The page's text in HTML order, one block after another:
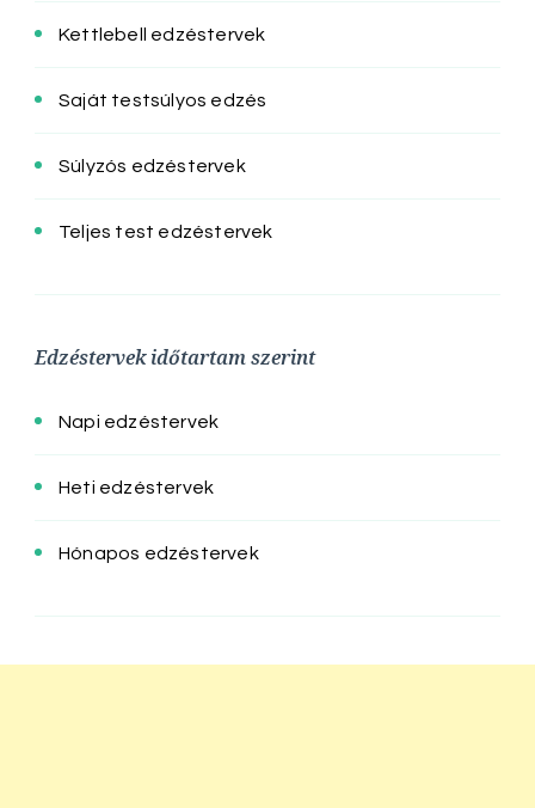
Kettlebell edzéstervek
Saját testsúlyos edzés
Súlyzós edzéstervek
Teljes test edzéstervek
Edzéstervek időtartam szerint
Napi edzéstervek
Heti edzéstervek
Hónapos edzéstervek